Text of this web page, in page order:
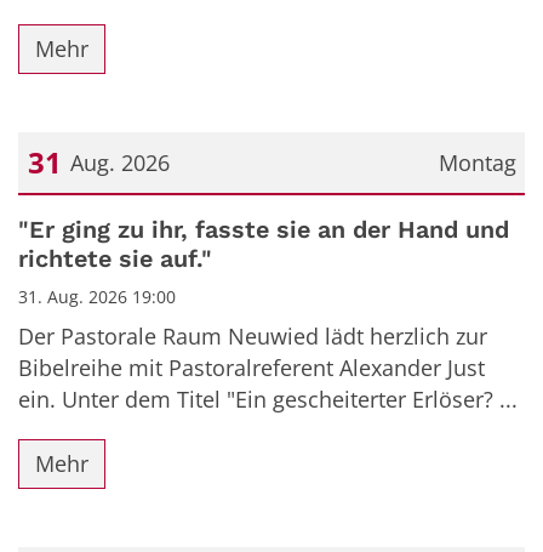
Mehr
Montag
31 Aug. 2026
Datum: 31. August 2026
"Er ging zu ihr, fasste sie an der Hand und
richtete sie auf."
31. Aug. 2026 19:00
Der Pastorale Raum Neuwied lädt herzlich zur
Bibelreihe mit Pastoralreferent Alexander Just
ein. Unter dem Titel "Ein gescheiterter Erlöser? ...
Mehr